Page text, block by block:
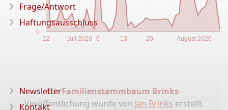
Juli 2026 August 2026
22 6 13 20
0
20
DieFamilienstammbaum Brinks-
Veröffentlichung wurde von Jan Brinks erstellt.
Frage/Antwort
Haftungsausschluss
Newsletter
Kontakt